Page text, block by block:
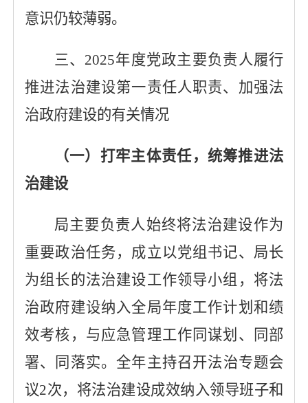
意识仍较薄弱。
三、 2025年度党政主要负责人履行
推进法治建设第一责任人职责、加强法
治政府建设的有关情况
（一）打牢主体责任，统筹推进法
治建设
局主要负责人始终将法治建设作为
重要政治任务，成立以党组书记、局长
为组长的法治建设工作领导小组，将法
治政府建设纳入全局年度工作计划和绩
效考核，与应急管理工作同谋划、同部
署、同落实。全年主持召开法治专题会
议2次， 将法治建设成效纳入领导班子和